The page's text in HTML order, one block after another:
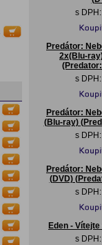
s DPH:
Predátor:
2x(Blu-
s DPH:
Predátor:
(Blu-ray)
s DPH:
Predátor:
(DVD)
s DPH:
Eden -
s DPH: